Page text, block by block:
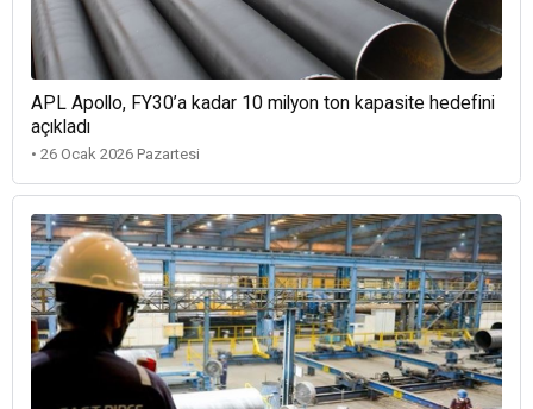
APL Apollo, FY30’a kadar 10 milyon ton kapasite hedefini
açıkladı
• 26 Ocak 2026 Pazartesi